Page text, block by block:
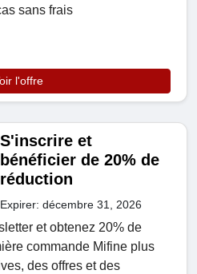
sans frais
l'offre
S'inscrire et
bénéficier de 20% de
réduction
Expirer: décembre 31, 2026
et obtenez 20% de
commande Mifine plus
des offres et des